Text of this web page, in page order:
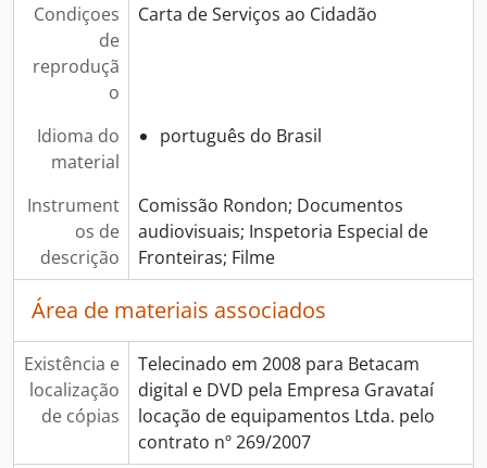
Condiçoes
de
reproduçã
o
Carta de Serviços ao Cidadão
Idioma do
material
português do Brasil
Instrument
os de
descrição
Comissão Rondon; Documentos
audiovisuais; Inspetoria Especial de
Fronteiras; Filme
Área de materiais associados
Existência e
localização
de cópias
Telecinado em 2008 para Betacam
digital e DVD pela Empresa Gravataí
locação de equipamentos Ltda. pelo
contrato nº 269/2007